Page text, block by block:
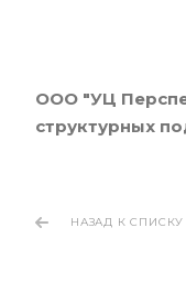
ООО "УЦ
структурных
НАЗАД К СПИСКУ